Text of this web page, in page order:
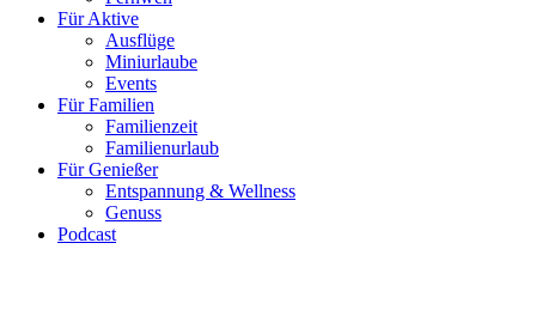
Für Aktive
Ausflüge
Miniurlaube
Events
Für Familien
Familienzeit
Familienurlaub
Für Genießer
Entspannung & Wellness
Genuss
Podcast